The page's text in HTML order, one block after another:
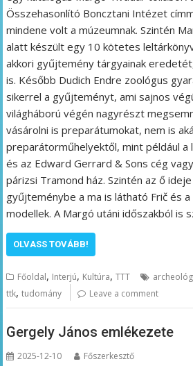
Összehasonlító Boncztani Intézet
mindene volt a múzeumnak. Szintén
alatt készült egy 10 kötetes
akkori gyűjtemény tárgyainak
is. Később Dudich Endre zoológus
sikerrel a gyűjteményt, ami sajnos
világháború végén nagyrészt
vásárolni is preparátumokat, nem is
preparátorműhelyektől, mint például a
és az Edward Gerrard & Sons cég
párizsi Tramond ház. Szintén az ő
gyűjteménybe a ma is látható Frič és
modellek. A Margó utáni időszakból is
OLVASS TOVÁBB!
Főoldal, Interjú, Kultúra,TTT
ttk,tudomány Leave a comment
Gergely János emlékezete
2025-12-10 Főszerkesztő